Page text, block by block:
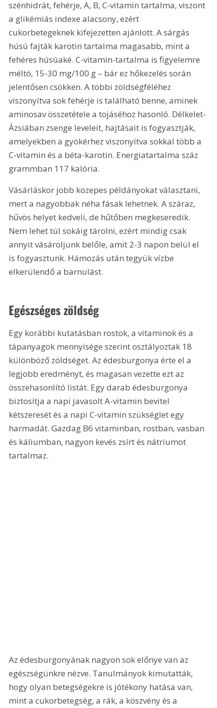
szénhidrát, fehérje, A, B, C-vitamin tartalma, viszont
a glikémiás indexe alacsony, ezért
cukorbetegeknek kifejezetten ajánlott. A sárgás
húsú fajták karotin tartalma magasabb, mint a
fehéres húsúaké. C-vitamin-tartalma is figyelemre
méltó, 15-30 mg/100 g – bár ez hőkezelés során
jelentősen csökken. A többi zöldségféléhez
viszonyítva sok fehérje is található benne, aminek
aminosav összetétele a tojáséhoz hasonló. Délkelet-
Ázsiában zsenge leveleit, hajtásait is fogyasztják,
amelyekben a gyökérhez viszonyítva sokkal több a
C-vitamin és a béta-karotin. Energiatartalma száz
grammban 117 kalória.
Vásárláskor jobb közepes példányokat választani,
mert a nagyobbak néha fásak lehetnek. A száraz,
hűvös helyet kedveli, de hűtőben megkeseredik.
Nem lehet túl sokáig tárolni, ezért mindig csak
annyit vásároljunk belőle, amit 2-3 napon belül el
is fogyasztunk. Hámozás után tegyük vízbe
elkerülendő a barnulást.
Egészséges zöldség
Egy korábbi kutatásban rostok, a vitaminok és a
tápanyagok mennyisége szerint osztályoztak 18
különböző zöldséget. Az édesburgonya érte el a
legjobb eredményt, és magasan vezette ezt az
összehasonlító listát. Egy darab édesburgonya
biztosítja a napi javasolt A-vitamin bevitel
kétszeresét és a napi C-vitamin szükséglet egy
harmadát. Gazdag B6 vitaminban, rostban, vasban
és káliumban, nagyon kevés zsírt és nátriumot
tartalmaz.
Az édesburgonyának nagyon sok előnye van az
egészségünkre nézve. Tanulmányok kimutatták,
hogy olyan betegségekre is jótékony hatása van,
mint a cukorbetegség, a rák, a köszvény és a